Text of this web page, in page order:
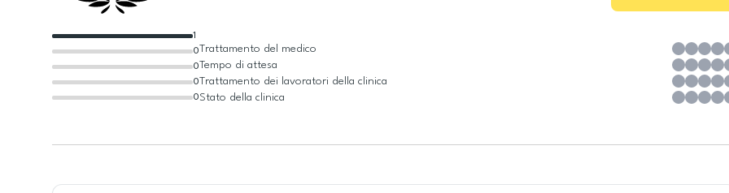
0
0
0
0
1
Trattamento del medico
Tempo di attesa
Trattamento dei lavoratori della clinica
Stato della clinica